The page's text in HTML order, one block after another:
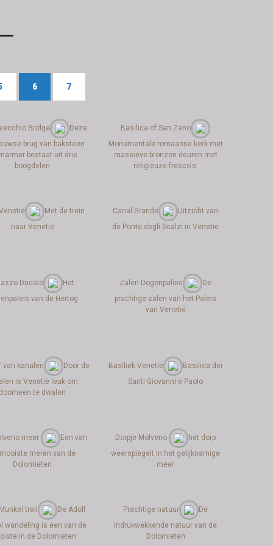
6 7
Bridge
Deze
brug van baksteen
bestaat uit drie
boogdelen
Basilica of San Zeno
Monumentale romaanse kerk met
massieve bronzen deuren met
religieuze fresco's.
Met de trein
naar Venetië
Canal Grande
Uitzicht van
de Ponte degli Scalzi in Venetië
Ducale
Het
van de Hertog
Zalen Dogenpaleis
De
prachtige zalen van het Paleis
van Venetië
van kanalen
Door de
is Venetië leuk om
doorheen te dwalen
Basiliek Venetië
Basilica dei
Santi Giovanni e Paolo
meer
Een van
meren van de
Dolomieten
Dorpje Molveno
het dorp
weerspiegelt in het gelijknamige
meer
trail
De Adolf
wandeling is een van de
in de Dolomieten
Prachtige natuur
De
indrukwekkende natuur van de
Dolomieten